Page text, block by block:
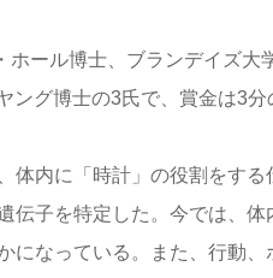
ール博士、ブランデイズ大
グ博士の3氏で、賞金は3分
体内に「時計」の役割をす
伝子を特定した。今では、
になっている。また、行動